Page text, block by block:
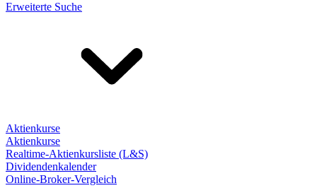
Erweiterte Suche
Aktienkurse
Aktienkurse
Realtime-Aktienkursliste (L&S)
Dividendenkalender
Online-Broker-Vergleich